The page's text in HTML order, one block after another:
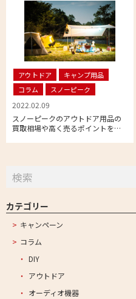
アウトドア
キャンプ用品
コラム
スノーピーク
2022.02.09
スノーピークのアウトドア用品の
買取相場や高く売るポイントを専
カテゴリー
キャンペーン
コラム
DIY
アウトドア
オーディオ機器